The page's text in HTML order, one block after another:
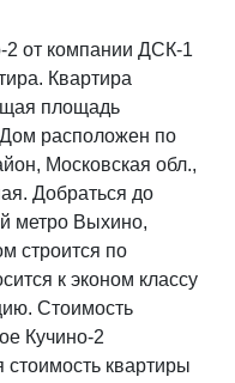
от компании ДСК-1
Квартира
площадь
Дом расположен по
Московская обл.,
Добраться до
метро Выхино,
строится по
к эконом классу
Стоимость
Кучино-2
квартиры